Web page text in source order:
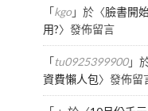
「kgo」於〈臉書開
用?〉發佈留言
「tu0925399900」
資費懶人包〉發佈留